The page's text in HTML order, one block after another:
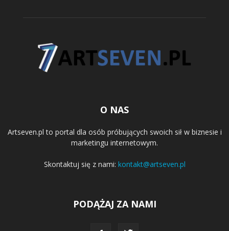
O NAS
Artseven.pl to portal dla osób próbujących swoich sił w biznesie i
marketingu internetowym.
Skontaktuj się z nami: kontakt@artseven.pl
PODĄŻAJ ZA NAMI